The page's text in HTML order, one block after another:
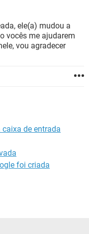
ele(a) mudou a
vocês me ajudarem
vou agradecer
de entrada
foi criada